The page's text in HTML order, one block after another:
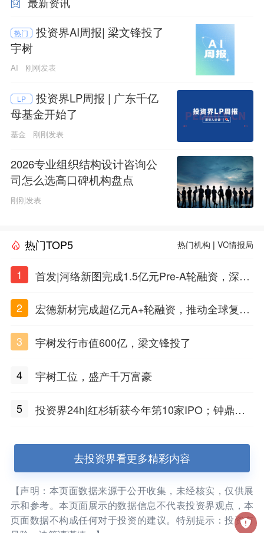
热门
投资界AI周报| 梁文锋投了
宇树
AI 刚刚发表
LP
投资界LP周报 | 广东千亿
母基金开始了
基金 刚刚发表
2026专业组织结构设计咨询公
司怎么选高口碑机构盘点
刚刚发表
热门TOP5 热门机构 |VC情报局
1
首发|河络新图完成1.5亿元Pre-A轮融资，深耕i
2
宏德新材完成超亿元A+轮融资，推动全球复合
3
宇树发行市值600亿，梁文锋投了
4 宇树工位，盛产千万富豪
5
投资界24h|红杉斩获今年第10家IPO；钟鼎投
水
去投资界看更多精彩内容
【声明：本页面数据来源于公开收集，未经核实，仅供展
示和参考。本页面展示的数据信息不代表投资界观点，本
页面数据不构成任何对于投资的建议。特别提示：投资有